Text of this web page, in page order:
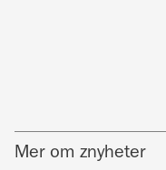
Mer om znyheter